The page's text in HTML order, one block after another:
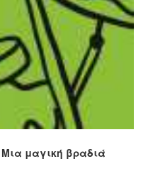
Μια μαγική βραδιά